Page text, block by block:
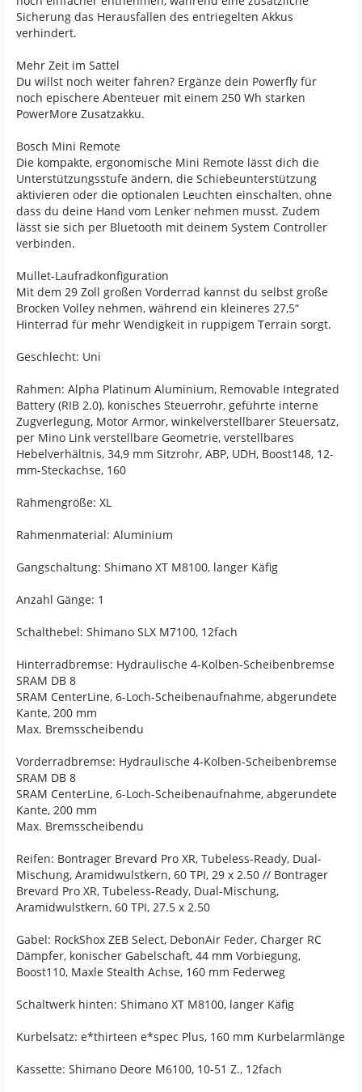
Sicherung das Herausfallen des entriegelten Akkus
verhindert.
Mehr Zeit im Sattel
Du willst noch weiter fahren? Ergänze dein Powerfly für
noch epischere Abenteuer mit einem 250 Wh starken
PowerMore Zusatzakku.
Bosch Mini Remote
Die kompakte, ergonomische Mini Remote lässt dich die
Unterstützungsstufe ändern, die Schiebeunterstützung
aktivieren oder die optionalen Leuchten einschalten, ohne
dass du deine Hand vom Lenker nehmen musst. Zudem
lässt sie sich per Bluetooth mit deinem System Controller
verbinden.
Mullet-Laufradkonfiguration
Mit dem 29 Zoll großen Vorderrad kannst du selbst große
Brocken Volley nehmen, während ein kleineres 27,5“
Hinterrad für mehr Wendigkeit in ruppigem Terrain sorgt.
Geschlecht: Uni
Rahmen: Alpha Platinum Aluminium, Removable Integrated
Battery (RIB 2.0), konisches Steuerrohr, geführte interne
Zugverlegung, Motor Armor, winkelverstellbarer Steuersatz,
per Mino Link verstellbare Geometrie, verstellbares
Hebelverhältnis, 34,9 mm Sitzrohr, ABP, UDH, Boost148, 12-
mm-Steckachse, 160
Rahmengröße: XL
Rahmenmaterial: Aluminium
Gangschaltung: Shimano XT M8100, langer Käfig
Anzahl Gänge: 1
Schalthebel: Shimano SLX M7100, 12fach
Hinterradbremse: Hydraulische 4-Kolben-Scheibenbremse
SRAM DB 8
SRAM CenterLine, 6-Loch-Scheibenaufnahme, abgerundete
Kante, 200 mm
Max. Bremsscheibendu
Vorderradbremse: Hydraulische 4-Kolben-Scheibenbremse
SRAM DB 8
SRAM CenterLine, 6-Loch-Scheibenaufnahme, abgerundete
Kante, 200 mm
Max. Bremsscheibendu
Reifen: Bontrager Brevard Pro XR, Tubeless-Ready, Dual-
Mischung, Aramidwulstkern, 60 TPI, 29 x 2.50 // Bontrager
Brevard Pro XR, Tubeless-Ready, Dual-Mischung,
Aramidwulstkern, 60 TPI, 27.5 x 2.50
Gabel: RockShox ZEB Select, DebonAir Feder, Charger RC
Dämpfer, konischer Gabelschaft, 44 mm Vorbiegung,
Boost110, Maxle Stealth Achse, 160 mm Federweg
Schaltwerk hinten: Shimano XT M8100, langer Käfig
Kurbelsatz: e*thirteen e*spec Plus, 160 mm Kurbelarmlänge
Kassette: Shimano Deore M6100, 10-51 Z., 12fach